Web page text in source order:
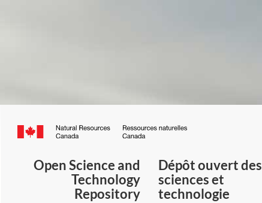
Canada.ca
du
Canada
Open Science and
Technology
Repository
Dépôt ouvert des
sciences et
technologie